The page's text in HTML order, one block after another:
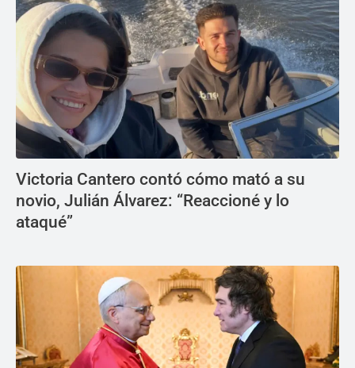
Victoria Cantero contó cómo mató a su
novio, Julián Álvarez: “Reaccioné y lo
ataqué”